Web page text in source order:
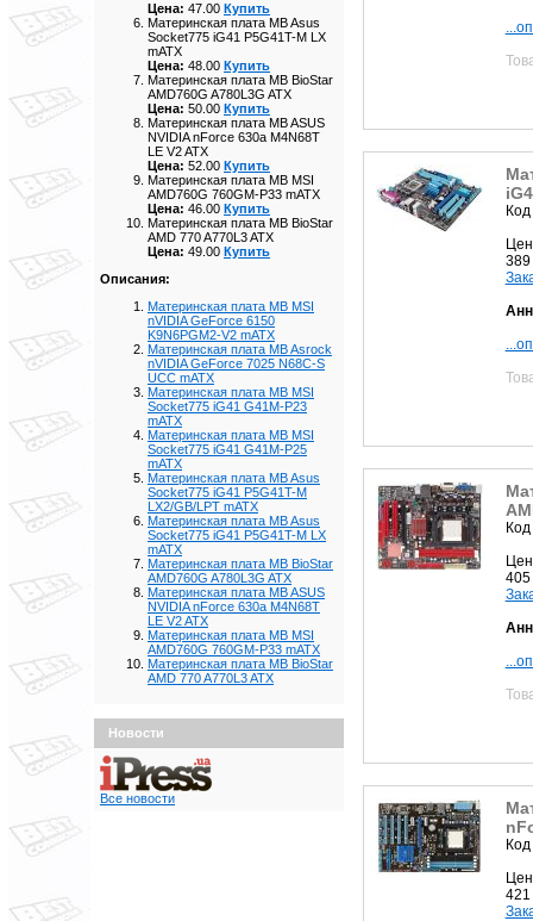
Цена: 47.00 Купить
Материнская плата MB Asus
Socket775 iG41 P5G41T-M LX
mATX
Цена: 48.00 Купить
Материнская плата MB BioStar
AMD760G A780L3G ATX
Цена: 50.00 Купить
Материнская плата MB ASUS
NVIDIA nForce 630a M4N68T
LE V2 ATX
Цена: 52.00 Купить
Материнская плата MB MSI
AMD760G 760GM-P33 mATX
Цена: 46.00 Купить
Материнская плата MB BioStar
AMD 770 A770L3 ATX
Цена: 49.00 Купить
Описания:
Материнская плата MB MSI
nVIDIA GeForce 6150
K9N6PGM2-V2 mATX
Материнская плата MB Asrock
nVIDIA GeForce 7025 N68C-S
UCC mATX
Материнская плата MB MSI
Socket775 iG41 G41M-P23
mATX
Материнская плата MB MSI
Socket775 iG41 G41M-P25
mATX
Материнская плата MB Asus
Socket775 iG41 P5G41T-M
LX2/GB/LPT mATX
Материнская плата MB Asus
Socket775 iG41 P5G41T-M LX
mATX
Материнская плата MB BioStar
AMD760G A780L3G ATX
Материнская плата MB ASUS
NVIDIA nForce 630a M4N68T
LE V2 ATX
Материнская плата MB MSI
AMD760G 760GM-P33 mATX
Материнская плата MB BioStar
AMD 770 A770L3 ATX
Новости
Все новости